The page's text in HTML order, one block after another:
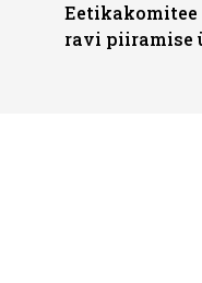
Eetikakomitee
ravi piiramise